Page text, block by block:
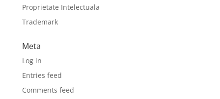
Proprietate Intelectuala
Trademark
Meta
Log in
Entries feed
Comments feed